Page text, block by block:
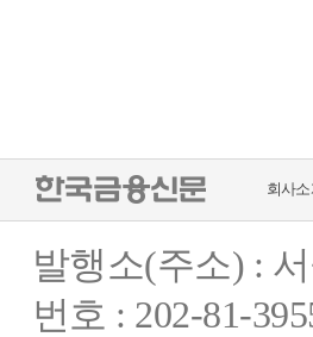
회사소
발행소(주소) :
번호 : 202-81-